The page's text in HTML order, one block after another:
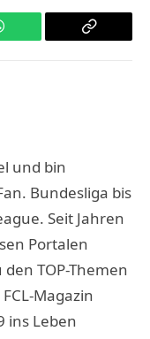
Copy
und bin
Bundesliga bis
Seit Jahren
Portalen
TOP-Themen
Magazin
ins Leben